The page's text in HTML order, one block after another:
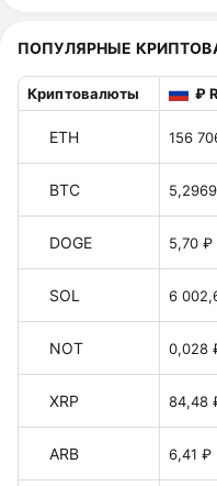
ПОПУЛЯРНЫЕ
Криптовалюты ₽
ETH 156
BTC
DOGE 5,70 ₽
SOL 6
NOT 0,028
XRP 84,48
ARB 6,41 ₽